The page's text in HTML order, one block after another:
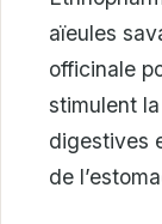
aïeules
officinale
stimulent
digestives
de